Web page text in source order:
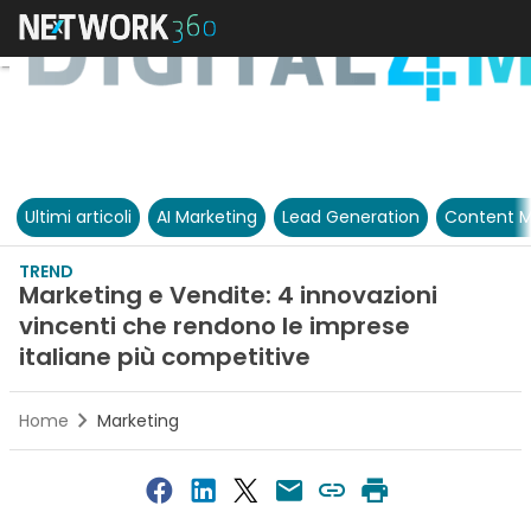
Ultimi articoli AI Marketing Lead Generation Content
TREND
Marketing e Vendite: 4 innovazioni
vincenti che rendono le imprese
italiane più competitive
Home Marketing